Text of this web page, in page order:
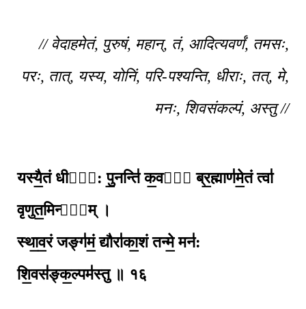
// वेदाहमेतं, पुरुषं, महान्, तं, आदित्यवर्णं, तमसः,
परः, तात्, यस्य, योनिं, परि-पश्यन्ति, धीराः, तत्, मे,
मनः, शिवसंकल्पं, अस्तु //
यस्यै॒तं धीरा᳚: पु॒नन्ति॑ क॒वयो᳚ ब्र॒ह्माण॑मे॒तं त्वा॑
वृणुत॒मिन्दु᳚म् ।
स्था॒व॒रं जङ्ग॑मं॒ द्यौरा॑का॒शं तन्मे॒ मन॑:
शि॒वस॑ङ्क॒ल्पम॑स्तु ॥ १६